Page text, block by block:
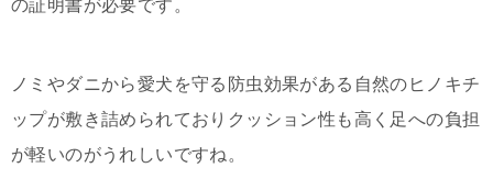
の証明書が必要です。
ノミやダニから愛犬を守る防虫効果がある自然のヒノキチ
ップが敷き詰められておりクッション性も高く足への負担
が軽いのがうれしいですね。